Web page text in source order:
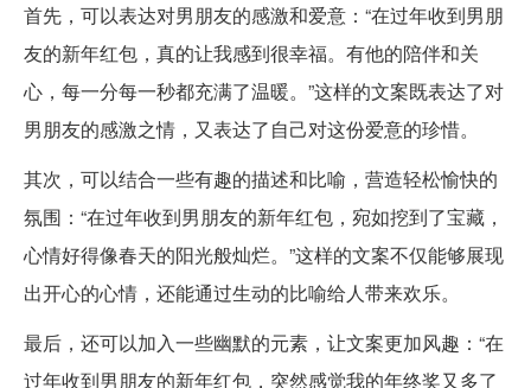
首先，可以表达对男朋友的感激和爱意：“在过年收到男朋
友的新年红包，真的让我感到很幸福。有他的陪伴和关
心，每一分每一秒都充满了温暖。”这样的文案既表达了对
男朋友的感激之情，又表达了自己对这份爱意的珍惜。
其次，可以结合一些有趣的描述和比喻，营造轻松愉快的
氛围：“在过年收到男朋友的新年红包，宛如挖到了宝藏，
心情好得像春天的阳光般灿烂。”这样的文案不仅能够展现
出开心的心情，还能通过生动的比喻给人带来欢乐。
最后，还可以加入一些幽默的元素，让文案更加风趣：“在
过年收到男朋友的新年红包，突然感觉我的年终奖又多了